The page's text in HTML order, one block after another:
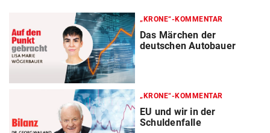
„KRONE“-KOMMENTAR
Das Märchen der
deutschen Autobauer
„KRONE“-KOMMENTAR
EU und wir in der
Schuldenfalle